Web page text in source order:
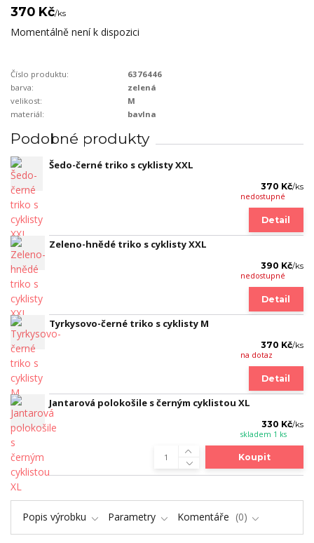
370 Kč/ks
Momentálně není k dispozici
Číslo produktu:
6376446
barva:
zelená
velikost:
M
materiál:
bavlna
Podobné produkty
Šedo-černé triko s cyklisty XXL
370 Kč/ks
nedostupné
Detail
Zeleno-hnědé triko s cyklisty XXL
390 Kč/ks
nedostupné
Detail
Tyrkysovo-černé triko s cyklisty M
370 Kč/ks
na dotaz
Detail
Jantarová polokošile s černým cyklistou XL
330 Kč/ks
skladem 1 ks
Koupit
Popis výrobku Parametry Komentáře 0